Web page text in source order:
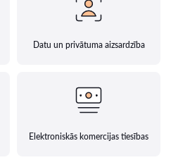
Datu un privātuma aizsardzība
Elektroniskās komercijas tiesības